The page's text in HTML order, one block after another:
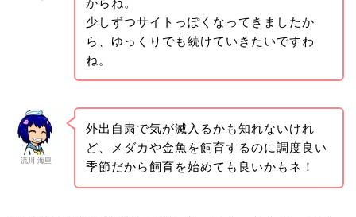
少しずつサイトっぽくなってきましたか
ら、ゆっくりでも続けていきたいですわ
ね。
流川 海里
外出自粛で気が滅入るかも知れないけれ
ど、メダカや金魚を飼育するのに調度良い
季節だから飼育を始めても良いかもネ！